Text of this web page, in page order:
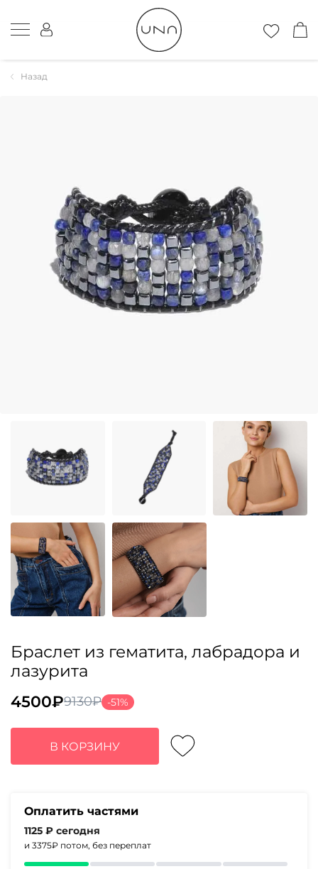
Назад
Браслет из гематита, лабрадора и
лазурита
9130₽
Первоначальная
цена
составляла
9130₽.
4500₽
Текущая
цена:
4500₽.
-51%
В КОРЗИНУ
Оплатить частями
1125 ₽ сегодня
и 3375₽ потом, без переплат